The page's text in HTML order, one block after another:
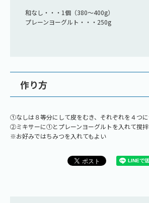
和なし・・・1個（380～400g）
プレーンヨーグルト・・・250g
作り方
①なしは８等分にして皮をむき、それぞれを４つに
②ミキサーに①とプレーンヨーグルトを入れて撹拌
※お好みではちみつを入れてもよい